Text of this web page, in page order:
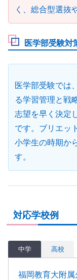
く、総合型選抜
医学部受験対
医学部受験では
る学習管理と戦
志望を早く決定
です。ブリエッ
小学生の時期か
す。
対応学校例
中学 高校
福岡教育大附